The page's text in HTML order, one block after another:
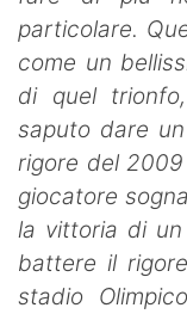
particolare.
come un
di quel
saputo dare
rigore del
giocatore
la vittoria di
battere il
stadio